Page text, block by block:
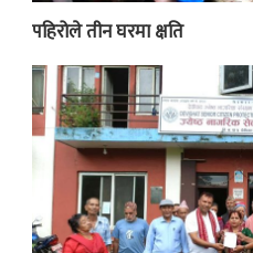
पहिरोले तीन घरमा क्षति